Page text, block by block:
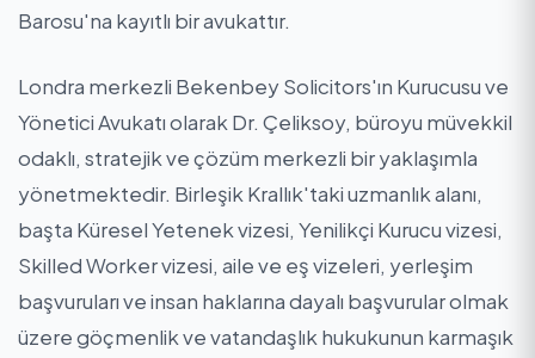
Barosu'na kayıtlı bir avukattır.
Londra merkezli Bekenbey Solicitors'ın Kurucusu ve
Yönetici Avukatı olarak Dr. Çeliksoy, büroyu müvekkil
odaklı, stratejik ve çözüm merkezli bir yaklaşımla
yönetmektedir. Birleşik Krallık'taki uzmanlık alanı,
başta Küresel Yetenek vizesi, Yenilikçi Kurucu vizesi,
Skilled Worker vizesi, aile ve eş vizeleri, yerleşim
başvuruları ve insan haklarına dayalı başvurular olmak
üzere göçmenlik ve vatandaşlık hukukunun karmaşık